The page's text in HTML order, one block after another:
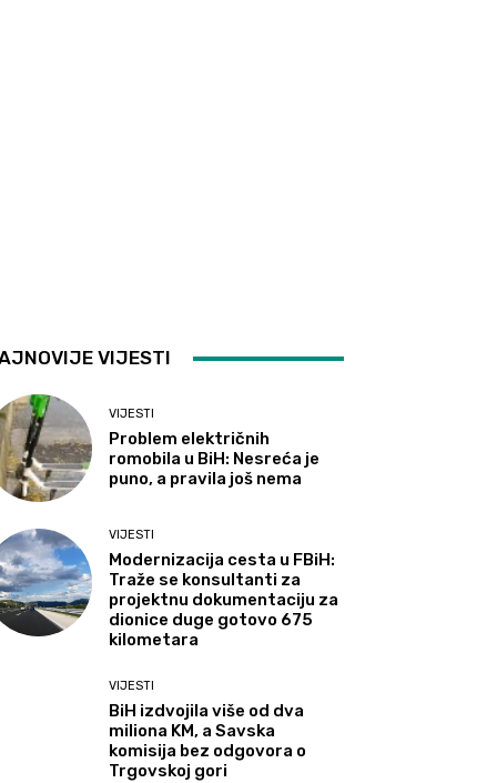
VIJESTI
VIJESTI
Problem električnih
romobila u BiH: Nesreća je
puno, a pravila još nema
VIJESTI
Modernizacija cesta u FBiH:
Traže se konsultanti za
projektnu dokumentaciju za
dionice duge gotovo 675
kilometara
VIJESTI
BiH izdvojila više od dva
miliona KM, a Savska
komisija bez odgovora o
Trgovskoj gori